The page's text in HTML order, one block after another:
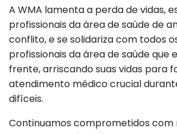
A WMA lamenta a perda de vidas,
profissionais da área de saúde de
conflito, e se solidariza com todos
profissionais da área de saúde que
frente, arriscando suas vidas para
atendimento médico crucial
difíceis.
Continuamos comprometidos com